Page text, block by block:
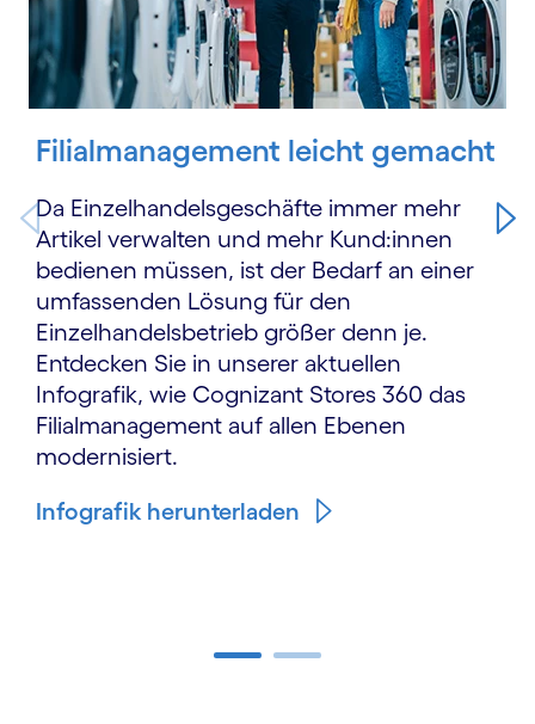
Filialmanagement leicht gemacht
Da Einzelhandelsgeschäfte immer mehr
Artikel verwalten und mehr Kund:innen
bedienen müssen, ist der Bedarf an einer
umfassenden Lösung für den
Einzelhandelsbetrieb größer denn je.
Entdecken Sie in unserer aktuellen
Infografik, wie Cognizant Stores 360 das
Filialmanagement auf allen Ebenen
modernisiert.
Infografik herunterladen